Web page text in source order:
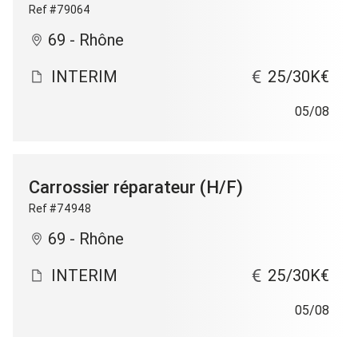
Ref #79064
69 - Rhône
INTERIM
25/30K€
05/08
Carrossier réparateur (H/F)
Ref #74948
69 - Rhône
INTERIM
25/30K€
05/08